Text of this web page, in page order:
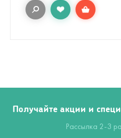
Получайте акции и
Рассылка 2-3